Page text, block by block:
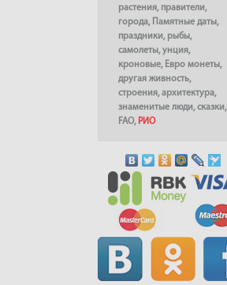
растения, правители,
города, Памятные даты,
праздники, рыбы,
самолеты,унция,
кроновые, Евро монеты,
другая живность,
строения,архитектура,
знаменитые люди,сказки,
FAO, РИО